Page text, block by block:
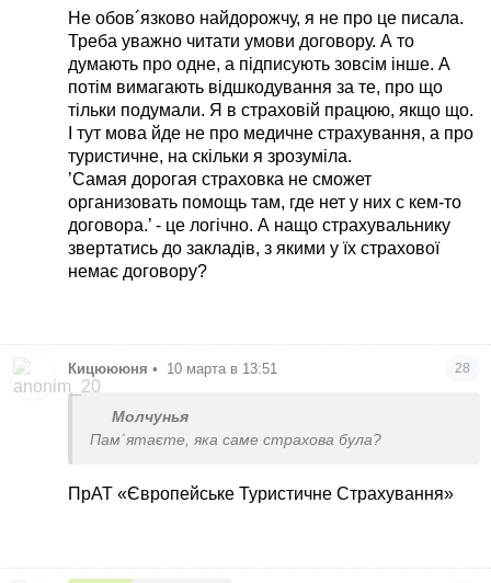
Самая дорогая страховка не сможет
организовать помощь там, где нет у них с кем-
то договора.
Не обов´язково найдорожчу, я не про це писала.
Треба уважно читати умови договору. А то
думають про одне, а підписують зовсім інше. А
потім вимагають відшкодування за те, про що
тільки подумали. Я в страховій працюю, якщо що.
І тут мова йде не про медичне страхування, а про
туристичне, на скільки я зрозуміла.
’Самая дорогая страховка не сможет
организовать помощь там, где нет у них с кем-то
договора.’ - це логічно. А нащо страхувальнику
звертатись до закладів, з якими у їх страхової
немає договору?
Кицюююня • 10 марта в 13:51 28
Молчунья
Пам´ятаєте, яка саме страхова була?
ПрАТ «Європейське Туристичне Страхування»